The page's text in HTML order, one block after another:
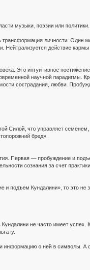
музыки, поэзии или политики.
личности. Один
Нейтрализуется действие
Это интуитивное
научной парадигмы.
сострадания, любви.
Силой, что управляет
бред».
Первая — пробуждение и
сознания за счет
подъем Кундалини», то это не
не часто имеет успех.
информацию о ней в символы. А